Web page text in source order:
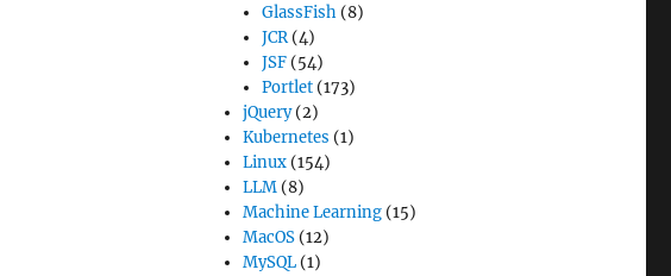
GlassFish (8)
JCR(4)
JSF (54)
Portlet (173)
jQuery(2)
Kubernetes (1)
Linux (154)
LLM (8)
Machine Learning (15)
MacOS (12)
MySQL (1)